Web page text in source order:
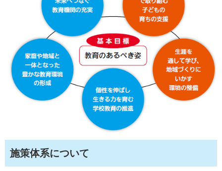
施策体系について